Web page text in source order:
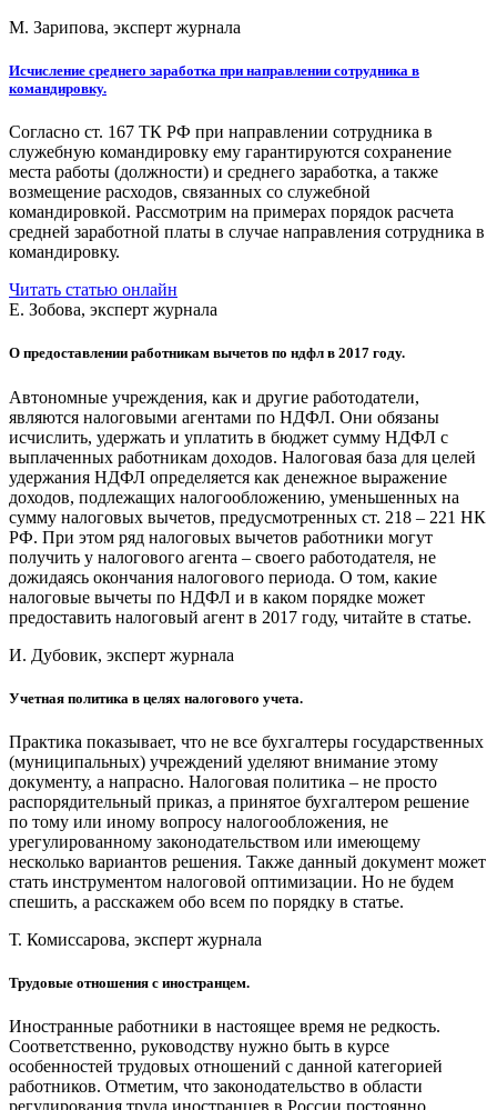
М. Зарипова, эксперт журнала
Исчисление среднего заработка при направлении сотрудника в
командировку.
Согласно ст. 167 ТК РФ при направлении сотрудника в
служебную командировку ему гарантируются сохранение
места работы (должности) и среднего заработка, а также
возмещение расходов, связанных со служебной
командировкой. Рассмотрим на примерах порядок расчета
средней заработной платы в случае направления сотрудника в
командировку.
Читать статью онлайн
Е. Зобова, эксперт журнала
О предоставлении работникам вычетов по ндфл в 2017 году.
Автономные учреждения, как и другие работодатели,
являются налоговыми агентами по НДФЛ. Они обязаны
исчислить, удержать и уплатить в бюджет сумму НДФЛ с
выплаченных работникам доходов. Налоговая база для целей
удержания НДФЛ определяется как денежное выражение
доходов, подлежащих налогообложению, уменьшенных на
сумму налоговых вычетов, предусмотренных ст. 218 – 221 НК
РФ. При этом ряд налоговых вычетов работники могут
получить у налогового агента – своего работодателя, не
дожидаясь окончания налогового периода. О том, какие
налоговые вычеты по НДФЛ и в каком порядке может
предоставить налоговый агент в 2017 году, читайте в статье.
И. Дубовик, эксперт журнала
Учетная политика в целях налогового учета.
Практика показывает, что не все бухгалтеры государственных
(муниципальных) учреждений уделяют внимание этому
документу, а напрасно. Налоговая политика – не просто
распорядительный приказ, а принятое бухгалтером решение
по тому или иному вопросу налогообложения, не
урегулированному законодательством или имеющему
несколько вариантов решения. Также данный документ может
стать инструментом налоговой оптимизации. Но не будем
спешить, а расскажем обо всем по порядку в статье.
Т. Комиссарова, эксперт журнала
Трудовые отношения с иностранцем.
Иностранные работники в настоящее время не редкость.
Соответственно, руководству нужно быть в курсе
особенностей трудовых отношений с данной категорией
работников. Отметим, что законодательство в области